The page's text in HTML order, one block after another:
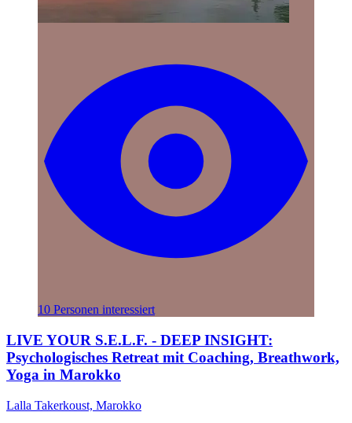
10 Personen interessiert
LIVE YOUR S.E.L.F. - DEEP INSIGHT:
Psychologisches Retreat mit Coaching, Breathwork,
Yoga in Marokko
Lalla Takerkoust, Marokko